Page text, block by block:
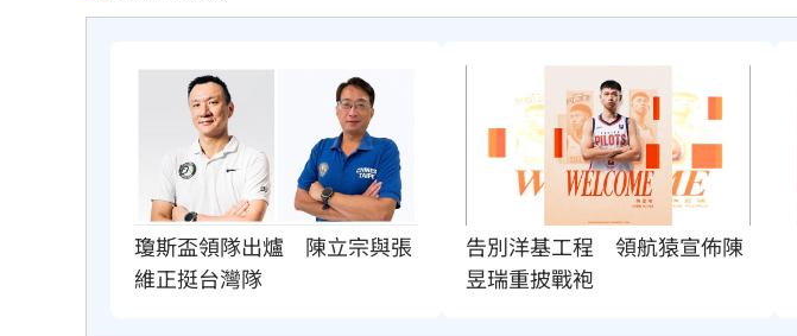
瓊斯盃領隊出爐　陳立宗與張
維正挺台灣隊
告別洋基工程　領航猿宣佈陳
昱瑞重披戰袍